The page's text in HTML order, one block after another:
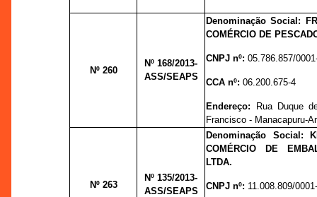
Nº 260
Nº 168/2013-
ASS/SEAPS
Denominação Social:
COMÉRCIO DE
CNPJ nº:05.786.857/
CCA nº:06.200.675-4
Endereço:
Rua Duque
Francisco - Manacapuru-
Nº 263
Nº 135/2013-
ASS/SEAPS
Denominação Social:
COMÉRCIO DE
LTDA.
CNPJ nº: 11.008.809/